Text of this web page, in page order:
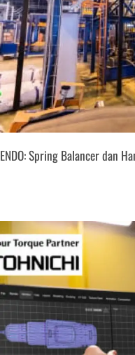
ENDO: Spring Balancer dan